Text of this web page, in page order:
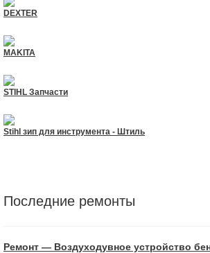
DEXTER
MAKITA
STIHL Запчасти
Stihl зип для инструмента - Штиль
Последние ремонты
Ремонт — Воздуходувное устройство